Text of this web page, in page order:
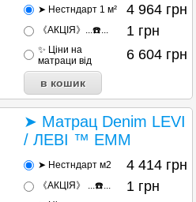
➤ Нестндарт 1 м² 4 964 грн
《АКЦІЯ》...☎️... 1 грн
✨ Ціни на
матраци від
6 604 грн
➤ Матрац Denim LEVI
/ ЛЕВІ ™ ЕММ
➤ Нестндарт м2 4 414 грн
《АКЦІЯ》 ...☎️... 1 грн